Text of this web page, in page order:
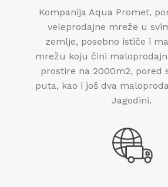
Kompanija Aqua Promet,
veleprodajne mreže u
zemlje, posebno ističe i
mrežu koju čini
prostire na 2000m2, pored
puta, kao i još dva
Jagodini.